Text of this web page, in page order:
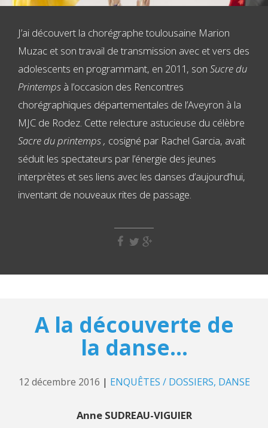
J’ai découvert la chorégraphe toulousaine Marion
Muzac et son travail de transmission avec et vers des
adolescents en programmant, en 2011, son Sucre du
Printemps à l’occasion des Rencontres
chorégraphiques départementales de l’Aveyron à la
MJC de Rodez. Cette relecture astucieuse du célèbre
Sacre du printemps, cosigné par Rachel Garcia, avait
séduit les spectateurs par l’énergie des jeunes
interprètes et ses liens avec les danses d’aujourd’hui,
inventant de nouveaux rites de passage.
A la découverte de
la danse...
12 décembre 2016 | ENQUÊTES / DOSSIERS DANSE
Anne SUDREAU-VIGUIER